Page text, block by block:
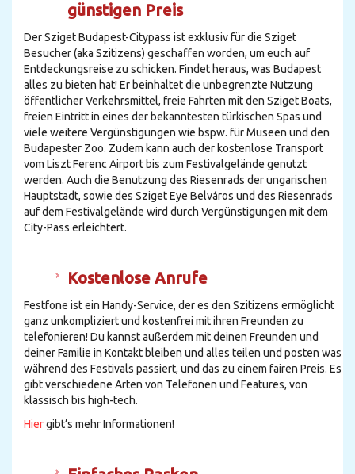
günstigen Preis
Der Sziget Budapest-Citypass ist exklusiv für die Sziget
Besucher (aka Szitizens) geschaffen worden, um euch auf
Entdeckungsreise zu schicken. Findet heraus, was Budapest
alles zu bieten hat! Er beinhaltet die unbegrenzte Nutzung
öffentlicher Verkehrsmittel, freie Fahrten mit den Sziget Boats,
freien Eintritt in eines der bekanntesten türkischen Spas und
viele weitere Vergünstigungen wie bspw. für Museen und den
Budapester Zoo. Zudem kann auch der kostenlose Transport
vom Liszt Ferenc Airport bis zum Festivalgelände genutzt
werden. Auch die Benutzung des Riesenrads der ungarischen
Hauptstadt, sowie des Sziget Eye Belváros und des Riesenrads
auf dem Festivalgelände wird durch Vergünstigungen mit dem
City-Pass erleichtert.
Kostenlose Anrufe
Festfone ist ein Handy-Service, der es den Szitizens ermöglicht
ganz unkompliziert und kostenfrei mit ihren Freunden zu
telefonieren! Du kannst außerdem mit deinen Freunden und
deiner Familie in Kontakt bleiben und alles teilen und posten was
während des Festivals passiert, und das zu einem fairen Preis. Es
gibt verschiedene Arten von Telefonen und Features, von
klassisch bis high-tech.
Hiergibt’s mehr Informationen!